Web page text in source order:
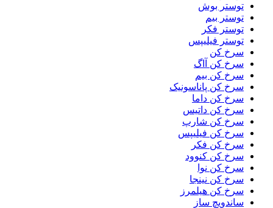
توستر بوش
توستر بیم
توستر فکر
توستر فیلیپس
سرخ کن
سرخ کن آاگ
سرخ کن بیم
سرخ کن پاناسونیک
سرخ کن داما
سرخ کن داتیس
سرخ کن شارپ
سرخ کن فیلیپس
سرخ کن فکر
سرخ کن کنوود
سرخ کن نوا
سرخ کن نینجا
سرخ کن هیلمرز
ساندویچ ساز